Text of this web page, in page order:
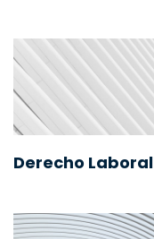
Derecho Laboral